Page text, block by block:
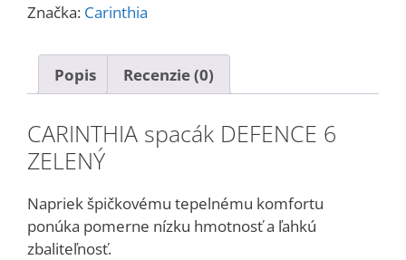
Značka: Carinthia
Popis Recenzie (0)
CARINTHIA spacák DEFENCE 6
ZELENÝ
Napriek špičkovému tepelnému komfortu
ponúka pomerne nízku hmotnosť a ľahkú
zbaliteľnosť.